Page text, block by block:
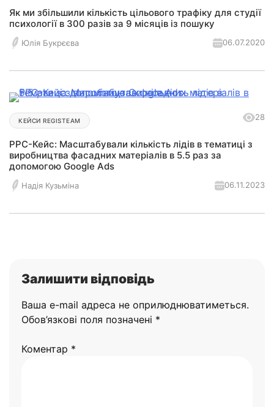
Як ми збільшили кількість цільового трафіку для студії
психології в 300 разів за 9 місяців із пошуку
Юлія Букрєєва 06.07.2020
КЕЙСИ REGISTEAM 28
РРС-Кейс: Масштабували кількість лідів в тематиці з
виробництва фасадних матеріалів в 5.5 раз за
допомогою Google Ads
Надія Кузьміна 06.11.2023
Залишити відповідь
Ваша e-mail адреса не оприлюднюватиметься.
Обов’язкові поля позначені *
Коментар *